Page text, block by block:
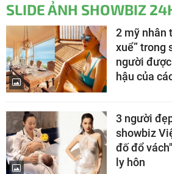
SLIDE ẢNH SHOWBIZ
2 mỹ nhân
xuể” trong
người
hậu của
3 người
showbiz
đố đổ
ly hôn